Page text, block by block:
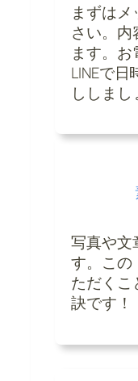
まずは
さい。内
ます。お
LINEで
ししまし
写真や文
す。この
ただくこ
訣です！